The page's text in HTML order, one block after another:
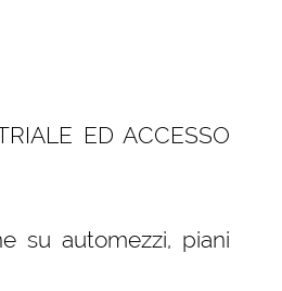
ED ACCESSO
su automezzi, piani